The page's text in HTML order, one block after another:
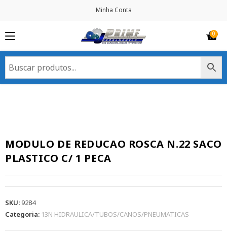
Minha Conta
MODULO DE REDUCAO ROSCA N.22 SACO
PLASTICO C/ 1 PECA
SKU:9284
Categoria: 13N HIDRAULICA/TUBOS/CANOS/PNEUMATICAS